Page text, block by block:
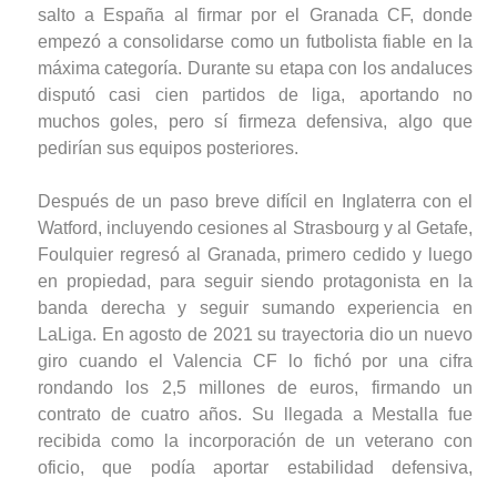
salto a España al firmar por el Granada CF, donde
empezó a consolidarse como un futbolista fiable en la
máxima categoría. Durante su etapa con los andaluces
disputó casi cien partidos de liga, aportando no
muchos goles, pero sí firmeza defensiva, algo que
pedirían sus equipos posteriores.
Después de un paso breve difícil en Inglaterra con el
Watford, incluyendo cesiones al Strasbourg y al Getafe,
Foulquier regresó al Granada, primero cedido y luego
en propiedad, para seguir siendo protagonista en la
banda derecha y seguir sumando experiencia en
LaLiga. En agosto de 2021 su trayectoria dio un nuevo
giro cuando el Valencia CF lo fichó por una cifra
rondando los 2,5 millones de euros, firmando un
contrato de cuatro años. Su llegada a Mestalla fue
recibida como la incorporación de un veterano con
oficio, que podía aportar estabilidad defensiva,